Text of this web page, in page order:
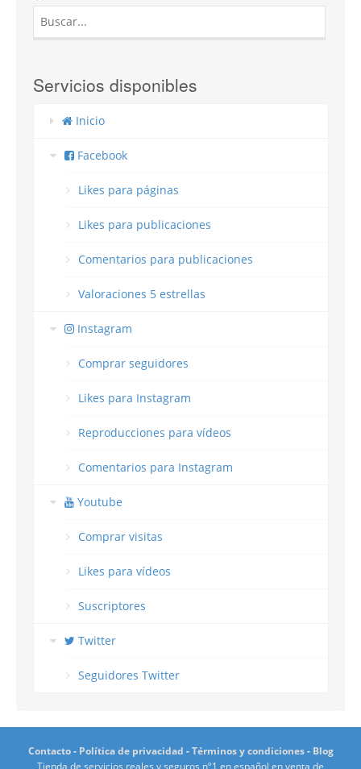
Servicios disponibles
Inicio
Facebook
Likes para páginas
Likes para publicaciones
Comentarios para publicaciones
Valoraciones 5 estrellas
Instagram
Comprar seguidores
Likes para Instagram
Reproducciones para vídeos
Comentarios para Instagram
Youtube
Comprar visitas
Likes para vídeos
Suscriptores
Twitter
Seguidores Twitter
Contacto- Política de privacidad -Términos y condiciones- Blog
Tienda de servicios reales y seguros nº1 en español en venta de